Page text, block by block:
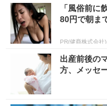
「風俗前に
80円で朝ま
PR(健商株式会社)
出産前後の
方、メッセ